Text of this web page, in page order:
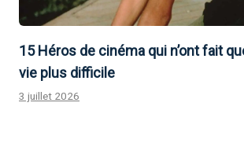
15 Héros de cinéma qui n’ont fait
vie plus difficile
3 juillet 2026